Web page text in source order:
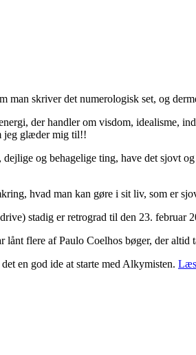
man skriver det numerologisk set, og
der handler om visdom, idealisme,
jeg glæder mig til!!
og behagelige ting, have det sjovt
hvad man kan gøre i sit liv, som er
stadig er retrograd til den 23. februar
lånt flere af Paulo Coelhos bøger, der altid
en god ide at starte med Alkymisten.